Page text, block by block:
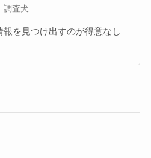
調査犬
を見つけ出すのが得意なし